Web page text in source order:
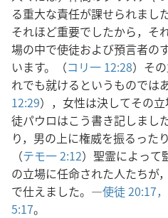
る重大な責任が課せられまし
それほど重要でしたから，そ
場の中で使徒および預言者の
います。（コリ一 12:28）そ
れでも就けるというものでは
12:29），女性は決してその
徒パウロはこう書き記しまし
り，男の上に権威を振るった
（テモ一 2:12）聖霊によって
の立場に任命された人たちが
で仕えました。―使徒 20:17，
5:17。